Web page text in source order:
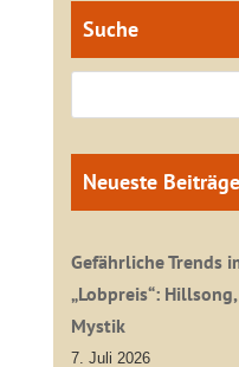
Suche
Neueste Beiträge
Gefährliche Trends
„Lobpreis“:
Mystik
7. Juli 2026